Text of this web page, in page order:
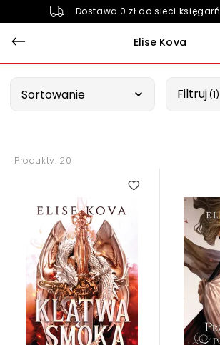
Dostawa 0 zł do sieci księgarń
Elise Kova
Sortowanie Filtruj (1)
Produkty: 20